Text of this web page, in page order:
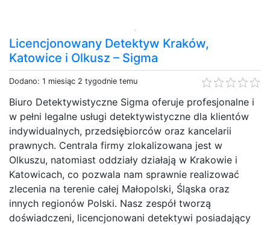
Licencjonowany Detektyw Kraków,
Katowice i Olkusz – Sigma
Dodano: 1 miesiąc 2 tygodnie temu
Biuro Detektywistyczne Sigma oferuje profesjonalne i
w pełni legalne usługi detektywistyczne dla klientów
indywidualnych, przedsiębiorców oraz kancelarii
prawnych. Centrala firmy zlokalizowana jest w
Olkuszu, natomiast oddziały działają w Krakowie i
Katowicach, co pozwala nam sprawnie realizować
zlecenia na terenie całej Małopolski, Śląska oraz
innych regionów Polski. Nasz zespół tworzą
doświadczeni, licencjonowani detektywi posiadający